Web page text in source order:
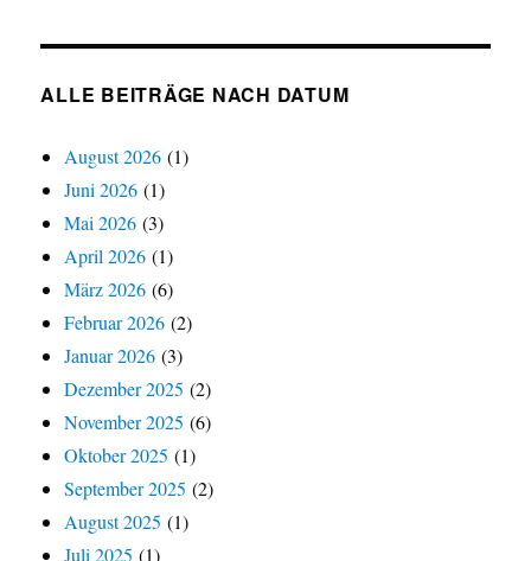
ALLE BEITRÄGE NACH DATUM
August 2026 (1)
Juni 2026 (1)
Mai 2026 (3)
April 2026 (1)
März 2026 (6)
Februar 2026 (2)
Januar 2026 (3)
Dezember 2025 (2)
November 2025 (6)
Oktober 2025 (1)
September 2025 (2)
August 2025 (1)
Juli 2025 (1)